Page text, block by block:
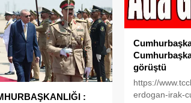
:
görüştü
https://
erdogan-irak-